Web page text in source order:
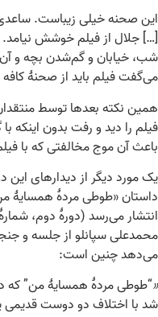
این صحنه خیلی زیباست.
[…] جلال از فیلم خوشش
شب، خیابان و گم‌شدن بچه و آن
می‌گفت فیلم باید از صحنهٔ
همین نکته بعدها توسط
فیلم را دید و رفت بدون اینکه
باعث آن موج مخالفتی که با
یک مورد دیگر از دیدارهای
داستان «طوطی مردهٔ همسایهٔ
محمدعلی سپانلو از جلسه و
می‌دهد چنین است:
«“طوطی مردهٔ همسایهٔ من” که در
شد با اختلاف دو دوست قدیمی